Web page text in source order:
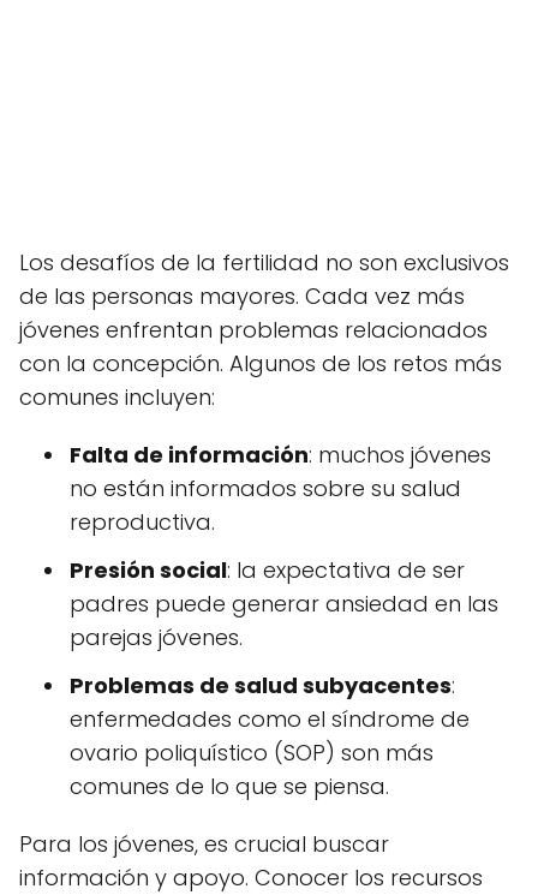
Los desafíos de la fertilidad no son exclusivos
de las personas mayores. Cada vez más
jóvenes enfrentan problemas relacionados
con la concepción. Algunos de los retos más
comunes incluyen:
Falta de información: muchos jóvenes
no están informados sobre su salud
reproductiva.
Presión social: la expectativa de ser
padres puede generar ansiedad en las
parejas jóvenes.
Problemas de salud subyacentes:
enfermedades como el síndrome de
ovario poliquístico (SOP) son más
comunes de lo que se piensa.
Para los jóvenes, es crucial buscar
información y apoyo. Conocer los recursos